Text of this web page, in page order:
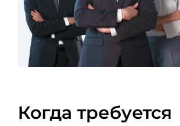
Когда требуется